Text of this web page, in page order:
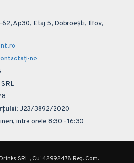
62, Ap30, Etaj 5, Dobroești, Ilfov,
ne
J23/3892/2020
între orele 8:30 - 16:30
SRL , Cui 42992478 Reg. Com.